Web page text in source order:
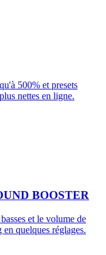
500% et presets
nettes en ligne.
BOOSTER
et le volume de
quelques réglages.